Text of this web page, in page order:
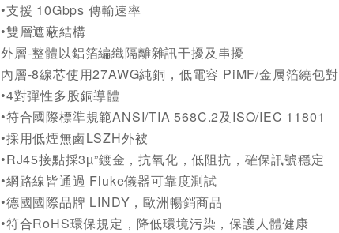
•支援 10Gbps 傳輸速率
•雙層遮蔽結構
外層-整體以鋁箔編織隔離雜訊干擾及串擾
內層-8線芯使用27AWG純銅，低電容 PiMF/金属箔繞包對
•4對彈性多股銅導體
•符合國際標準規範ANSI/TIA 568C.2及ISO/IEC 11801
•採用低煙無鹵LSZH外被
•RJ45接點採3µ”鍍金，抗氧化，低阻抗，確保訊號穩定
•網路線皆通過 Fluke儀器可靠度測試
•德國國際品牌 LINDY，歐洲暢銷商品
•符合RoHS環保規定，降低環境污染，保護人體健康